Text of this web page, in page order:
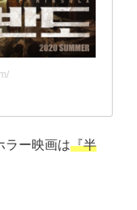
ラー映画は『半